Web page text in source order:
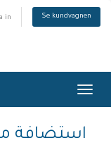
in Se kundvagnen
استضافة